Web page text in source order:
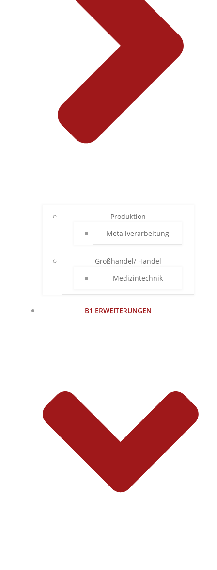
Produktion
Metallverarbeitung
Großhandel/ Handel
Medizintechnik
B1 ERWEITERUNGEN